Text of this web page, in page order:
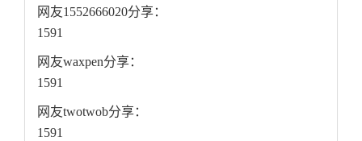
网友1552666020分享：
1591
网友waxpen分享：
1591
网友twotwob分享：
1591